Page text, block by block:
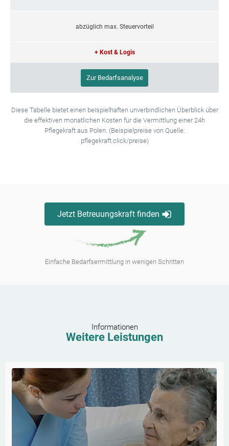
abzüglich max. Steuervorteil
+ Kost & Logis
Zur Bedarfsanalyse
Diese Tabelle bietet einen beispielhaften unverbindlichen Überblick über
die effektiven monatlichen Kosten für die Vermittlung einer 24h
Pflegekraft aus Polen. (Beispielpreise von Quelle:
pflegekraft.click/preise)
Jetzt Betreuungskraft finden
Einfache Bedarfsermittlung in wenigen Schritten
Informationen
Weitere Leistungen